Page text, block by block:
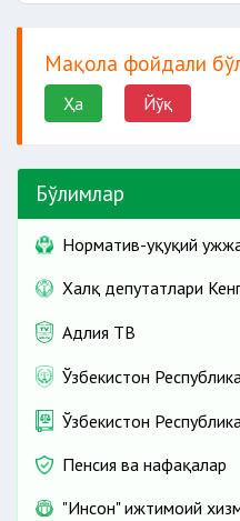
Мақола фойдали
Ҳа Йўқ
Бўлимлар
Норматив-ҳуқуқий
Халқ депутатлари
Адлия ТВ
Ўзбекистон
Ўзбекистон
Пенсия ва нафақалар
"Инсон" ижтимоий